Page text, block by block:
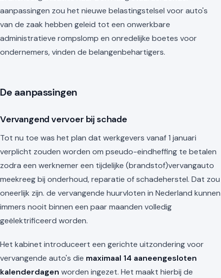
aanpassingen zou het nieuwe belastingstelsel voor auto's
van de zaak hebben geleid tot een onwerkbare
administratieve rompslomp en onredelijke boetes voor
ondernemers, vinden de belangenbehartigers.
De aanpassingen
Vervangend vervoer bij schade
Tot nu toe was het plan dat werkgevers vanaf 1 januari
verplicht zouden worden om pseudo-eindheffing te betalen
zodra een werknemer een tijdelijke (brandstof)vervangauto
meekreeg bij onderhoud, reparatie of schadeherstel. Dat zou
oneerlijk zijn. de vervangende huurvloten in Nederland kunnen
immers nooit binnen een paar maanden volledig
geëlektrificeerd worden.
Het kabinet introduceert een gerichte uitzondering voor
vervangende auto's die maximaal 14 aaneengesloten
kalenderdagen worden ingezet. Het maakt hierbij de